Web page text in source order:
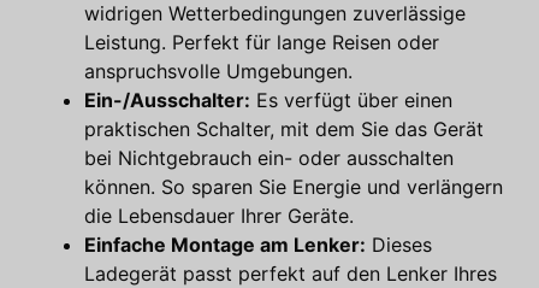
widrigen Wetterbedingungen zuverlässige
Leistung. Perfekt für lange Reisen oder
anspruchsvolle Umgebungen.
Ein-/Ausschalter: Es verfügt über einen
praktischen Schalter, mit dem Sie das Gerät
bei Nichtgebrauch ein- oder ausschalten
können. So sparen Sie Energie und verlängern
die Lebensdauer Ihrer Geräte.
Einfache Montage am Lenker: Dieses
Ladegerät passt perfekt auf den Lenker Ihres